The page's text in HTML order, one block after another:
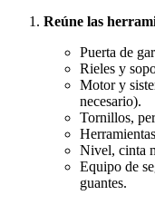
Reúne las
Puerta de
Rieles y
Motor y
necesario).
Tornillos,
Nivel, cinta
Equipo de
guantes.